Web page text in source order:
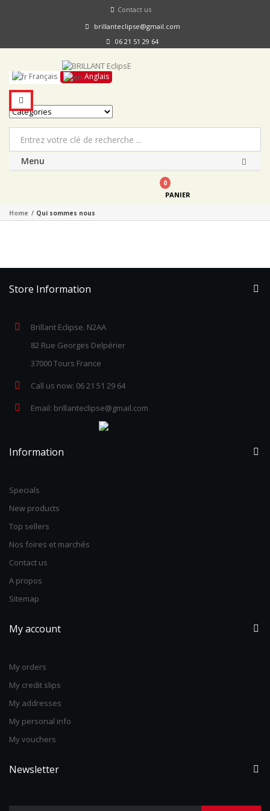
Contact us
brillanteclipse@gmail.com
06 21 51 29 64
Français Anglais
Menu
PANIER
0
Home / Qui sommes nous
Store Information
Brillant Eclipse. N2AA
82 Rue Georges Delpérier
37000 Tours France
Call us now: 06 21 51 29 64
Email: brillanteclipse@gmail.com
Information
Specials
New products
Top sellers
Nos foires et marchés
Contact us
A propos
Sitemap
My account
My orders
My credit slips
My addresses
My personal info
My vouchers
Newsletter